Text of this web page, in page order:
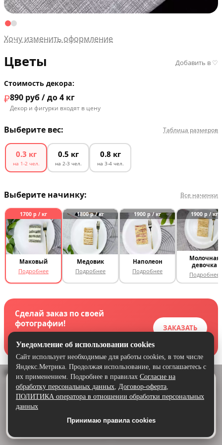
Хочу изменить оформление
Цветы Добавить в ♡
Стоимость декора:
₽890 руб / до 4 кг
Декор и фигурки входят в цену
Выберите вес: Таблица размеров
0.3 кг
на 1-2 чел.
0.5 кг
на 2-3 чел.
0.8 кг
на 3-4 чел.
Выберите начинку: Все начинки
1700 р / кг
Маковый
Подробнее
1800 р / кг
Медовик
Подробнее
1900 р / кг
Наполеон
Подробнее
1900 р / кг
Молочная
девочка
Подробнее
Сделай заказ по своей
фотографии!
Оставьте заявку и мы обязательно решим
твою задачу
ЗАКАЗАТЬ
Ваш подарок к заказу
✓
🎵 Подарок песня 🎂 +500 гр в подарок
✓
Удобнее в приложении
Скачайте приложение — быстрее и комфортнее,
чем через сайт.
Скачать в Google Play
Уведомление об использовании cookies
Сайт использует необходимые для работы cookies, в том числе
Яндекс.Метрика. Продолжая использование, вы соглашаетесь с
их применением. Подробнее в правилах Согласие на
обработку персональных данных, Договор-оферта,
ПОЛИТИКА оператора в отношении обработки персональных
данных
Принимаю правила cookies